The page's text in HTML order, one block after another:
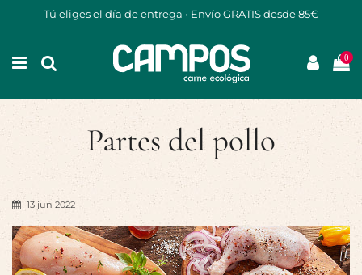
Tú eliges el día de entrega • Envío GRATIS desde 85€
0
Partes del pollo
13 jun 2022